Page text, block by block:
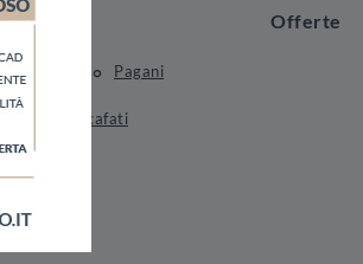
a :
Pagani
Scafati
Offerte